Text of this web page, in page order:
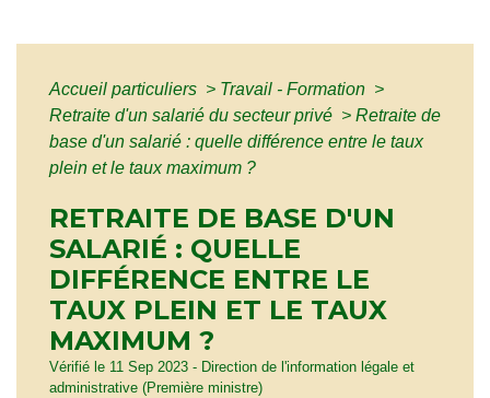
Accueil particuliers > Travail - Formation >
Retraite d'un salarié du secteur privé > Retraite de
base d'un salarié : quelle différence entre le taux
plein et le taux maximum ?
RETRAITE DE BASE D'UN
SALARIÉ : QUELLE
DIFFÉRENCE ENTRE LE
TAUX PLEIN ET LE TAUX
MAXIMUM ?
Vérifié le 11 Sep 2023 - Direction de l'information légale et
administrative (Première ministre)